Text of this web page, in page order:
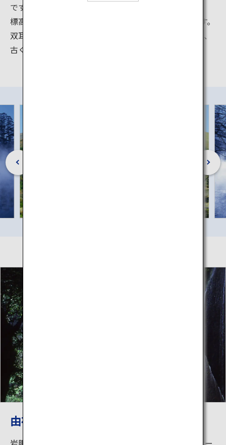
です。
標高1,584mの由布岳は、辻馬車での観光も楽しめます。
双耳峰を持つ美しく荘厳な姿は「豊後富士」と呼ばれ、
古くから山岳信仰の対象として崇められています。
由布川峡谷